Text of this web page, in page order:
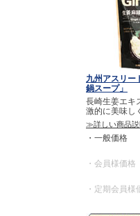
九州アスリー
鍋スープ」
長崎生姜エキ
激的に美味し
≫詳しい商品説
・一般価格
・会員様価格
・定期会員様